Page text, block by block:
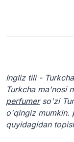
Ingliz tili -
Turkcha ma'nosi
perfumerso'zi
o'qingiz mumkin.
quyidagidan